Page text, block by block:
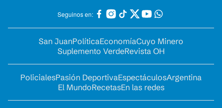
Seguinos en:
San JuanPolíticaEconomíaCuyo Minero
Suplemento VerdeRevista OH
PolicialesPasión DeportivaEspectáculosArgentina
El MundoRecetasEn las redes